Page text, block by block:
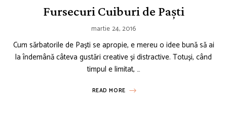
Fursecuri Cuiburi de Paști
martie 24, 2016
Cum sărbatorile de Paști se apropie, e mereu o idee bună să ai
la îndemână câteva gustări creative și distractive. Totuși, când
timpul e limitat, …
READ MORE